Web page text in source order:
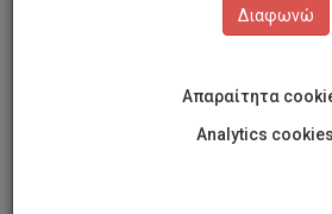
Διαφωνώ
Απαραίτητα
Analytics cookies